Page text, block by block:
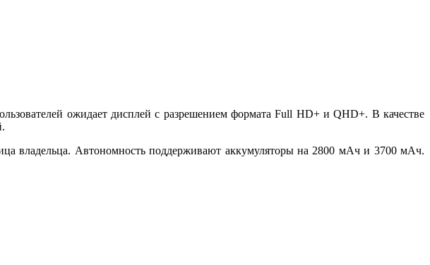
ожидает дисплей с разрешением формата Full HD+ и QHD+. В качестве
владельца. Автономность поддерживают аккумуляторы на 2800 мАч и 3700 мАч.